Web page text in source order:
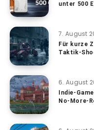
unter 500
7. August
Für kurze
Taktik-
6. August
Indie-
No-More-